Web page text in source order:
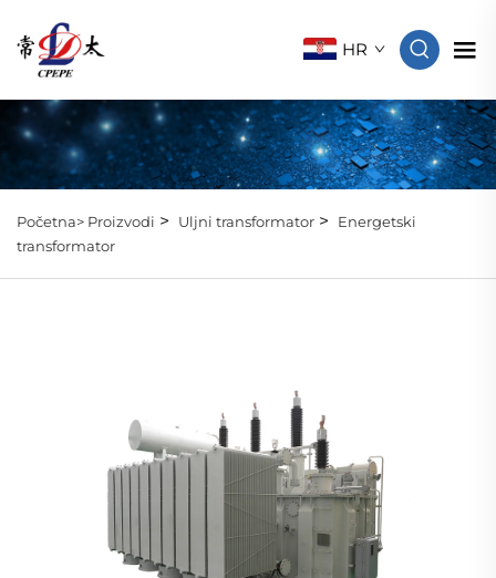
HR
Početna> Proizvodi > Uljni transformator >
Energetski
transformator